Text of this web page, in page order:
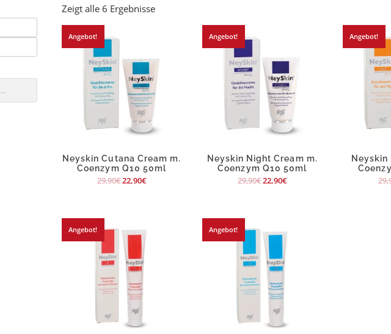
Zeigt alle 6 Ergebnisse
Angebot!
Neyskin Cutana Cream m.
Coenzym Q10 50ml
29,90€22,90€
Angebot!
Neyskin Night Cream m.
Coenzym Q10 50ml
29,90€22,90€
Angebot!
Neyskin
Angebot! Angebot!